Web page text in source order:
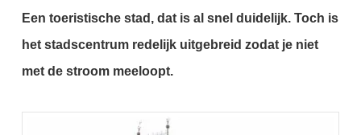
Een toeristische stad, dat is al snel duidelijk. Toch is
het stadscentrum redelijk uitgebreid zodat je niet
met de stroom meeloopt.